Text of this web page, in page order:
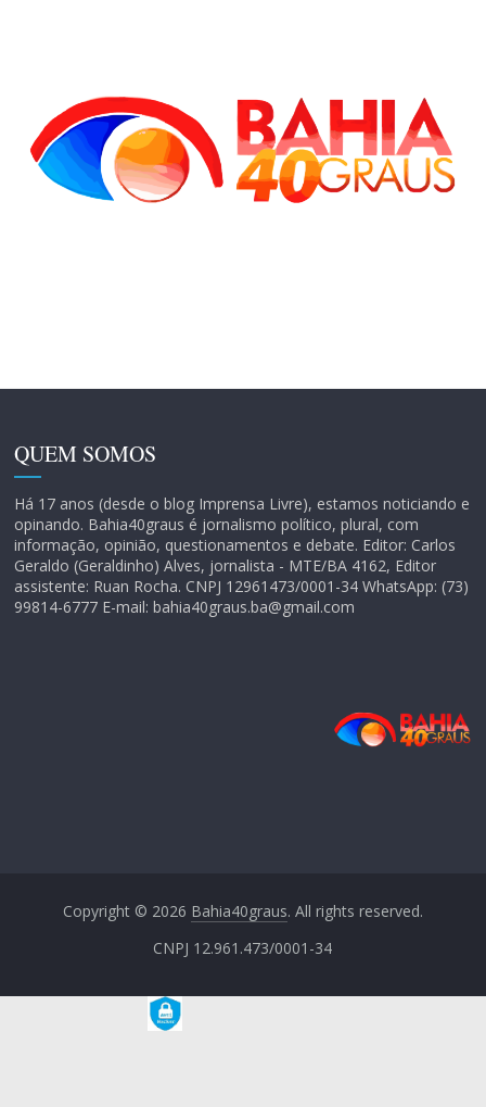
QUEM SOMOS
Há 17 anos (desde o blog Imprensa Livre), estamos noticiando e
opinando. Bahia40graus é jornalismo político, plural, com
informação, opinião, questionamentos e debate. Editor: Carlos
Geraldo (Geraldinho) Alves, jornalista - MTE/BA 4162, Editor
assistente: Ruan Rocha. CNPJ 12961473/0001-34 WhatsApp: (73)
99814-6777 E-mail: bahia40graus.ba@gmail.com
Copyright © 2026 Bahia40graus. All rights reserved.
CNPJ 12.961.473/0001-34